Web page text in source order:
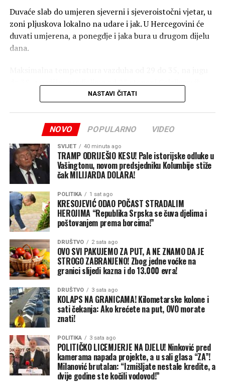
Duvaće slab do umjeren sjeverni i sjeveroistočni vjetar, u
zoni pljuskova lokalno na udare i jak. U Hercegovini će
duvati umjerena, a ponegdje i jaka bura u drugom dijelu
dana.
Prema podacima Federalnog hidrometeorološkog
zavoda, jutros je u većini dijelova Srpske i FBiH sunčano
vrijeme, a na krajnjem sjeveroistoku zabilježeni su
(Srna)
NASTAVI ČITATI
NOVO POPULARNO VIDEO
SVIJET 40 minuta ago
TRAMP ODRIJEŠIO KESU! Pale istorijske odluke u
Vašingtonu, novom predsjedniku Kolumbije stiže
čak MILIJARDA DOLARA!
POLITIKA 1 sat ago
KRESOJEVIĆ ODAO POČAST STRADALIM
HEROJIMA “Republika Srpska se čuva djelima i
poštovanjem prema borcima!”
DRUŠTVO 2 sata ago
OVO SVI PAKUJEMO ZA PUT, A NE ZNAMO DA JE
STROGO ZABRANJENO! Zbog jedne voćke na
granici slijedi kazna i do 13.000 evra!
DRUŠTVO 3 sata ago
KOLAPS NA GRANICAMA! Kilometarske kolone i
sati čekanja: Ako krećete na put, OVO morate
znati!
POLITIKA 3 sata ago
POLITIČKO LICEMJERJE NA DJELU! Ninković pred
kamerama napada projekte, a u sali glasa “ZA”!
Milanović brutalan: “Izmišljate nestale kredite, a
dvije godine ste kočili vodovod!”